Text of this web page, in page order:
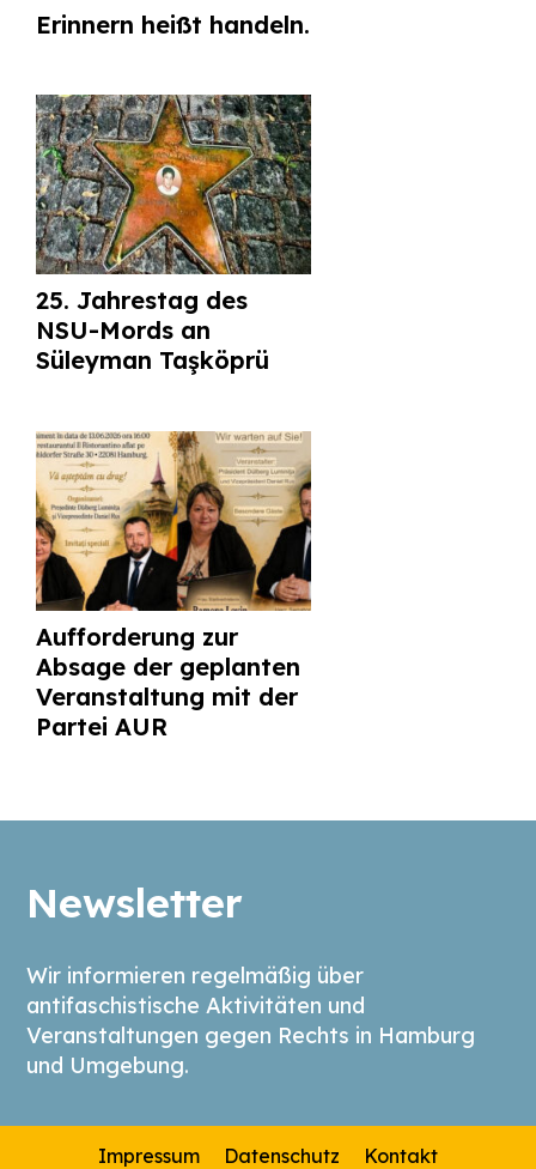
Erinnern heißt handeln.
25. Jahrestag des
NSU-Mords an
Süleyman Taşköprü
Aufforderung zur
Absage der geplanten
Veranstaltung mit der
Partei AUR
Newsletter
Wir informieren regelmäßig über
antifaschistische Aktivitäten und
Veranstaltungen gegen Rechts in Hamburg
und Umgebung.
Impressum Datenschutz Kontakt